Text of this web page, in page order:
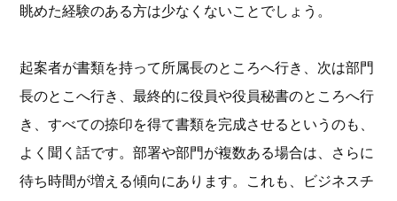
眺めた経験のある方は少なくないことでしょう。
起案者が書類を持って所属長のところへ行き、次は部門
長のとこへ行き、最終的に役員や役員秘書のところへ行
き、すべての捺印を得て書類を完成させるというのも、
よく聞く話です。部署や部門が複数ある場合は、さらに
待ち時間が増える傾向にあります。これも、ビジネスチ